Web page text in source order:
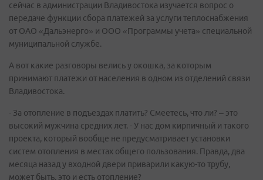
сейчас в администрации Владивостока изучается вопрос о
передаче функции сбора платежей за услуги теплоснабжения
от ОАО «Дальэнерго» и ООО «Программы учета» специальной
муниципальной службе.
А вот какие разговоры велись у окошка, за которым
принимают платежи от населения в одном из отделений связи
Владивостока.
- За отопление в подъездах платить? Смеетесь, что ли? – это
высокий мужчина средних лет. - У нас дом кирпичный и такого
проекта, который вообще не предусматривает установки
систем отопления в местах общего пользования. Правда, два
месяца назад у входной двери приварили какую-то трубу,
может быть, это и есть отопление?